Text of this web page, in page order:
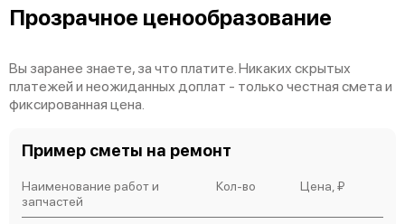
Fluke 190-504/S
Прозрачное ценообразование
Вы заранее знаете, за что платите. Никаких скрытых
платежей и неожиданных доплат - только честная смета и
фиксированная цена.
Пример сметы на ремонт
Наименование работ и
запчастей
Кол-во Цена, ₽